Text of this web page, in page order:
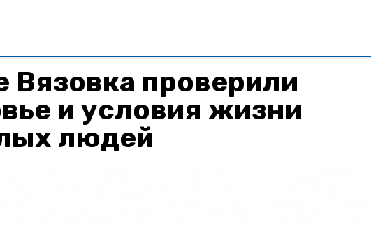
Вязовка проверили
и условия жизни
людей